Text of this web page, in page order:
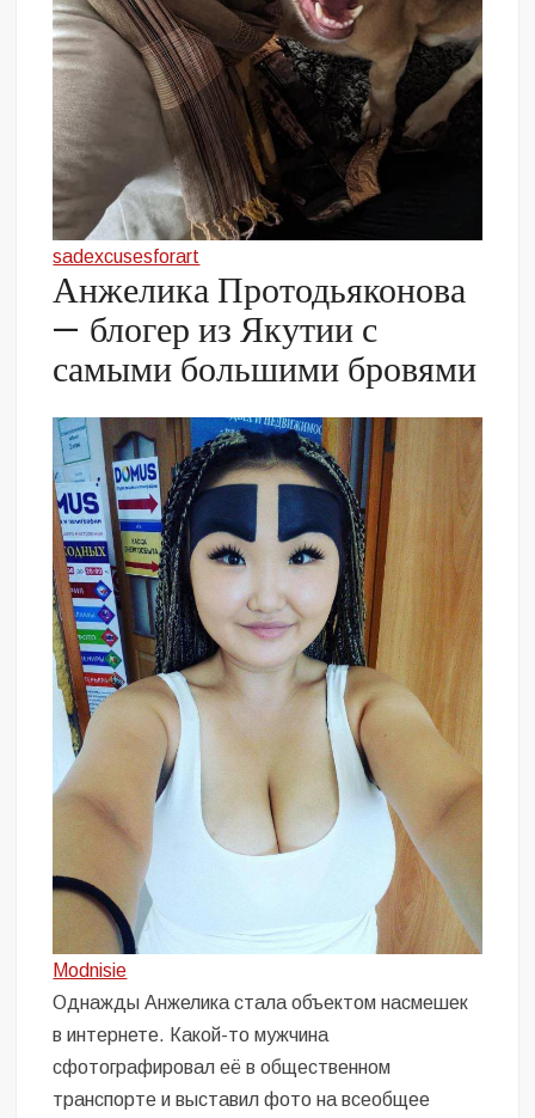
sadexcusesforart
Анжелика Протодьяконова
— блогер из Якутии с
самыми большими бровями
Modnisie
Однажды Анжелика стала объектом насмешек
в интернете. Какой-то мужчина
сфотографировал её в общественном
транспорте и выставил фото на всеобщее